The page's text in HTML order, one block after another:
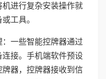
进行复杂安装操作就
工具。
一些智能控牌器通过
接。手机端软件预设
器，控牌器接收到信